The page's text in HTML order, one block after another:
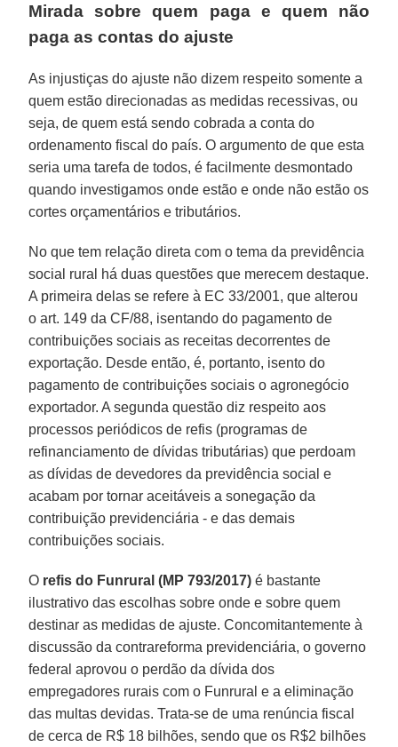
Mirada sobre quem paga e quem não
paga as contas do ajuste
As injustiças do ajuste não dizem respeito somente a
quem estão direcionadas as medidas recessivas, ou
seja, de quem está sendo cobrada a conta do
ordenamento fiscal do país. O argumento de que esta
seria uma tarefa de todos, é facilmente desmontado
quando investigamos onde estão e onde não estão os
cortes orçamentários e tributários.
No que tem relação direta com o tema da previdência
social rural há duas questões que merecem destaque.
A primeira delas se refere à EC 33/2001, que alterou
o art. 149 da CF/88, isentando do pagamento de
contribuições sociais as receitas decorrentes de
exportação. Desde então, é, portanto, isento do
pagamento de contribuições sociais o agronegócio
exportador. A segunda questão diz respeito aos
processos periódicos de refis (programas de
refinanciamento de dívidas tributárias) que perdoam
as dívidas de devedores da previdência social e
acabam por tornar aceitáveis a sonegação da
contribuição previdenciária - e das demais
contribuições sociais.
O refis do Funrural (MP 793/2017) é bastante
ilustrativo das escolhas sobre onde e sobre quem
destinar as medidas de ajuste. Concomitantemente à
discussão da contrareforma previdenciária, o governo
federal aprovou o perdão da dívida dos
empregadores rurais com o Funrural e a eliminação
das multas devidas. Trata-se de uma renúncia fiscal
de cerca de R$ 18 bilhões, sendo que os R$2 bilhões